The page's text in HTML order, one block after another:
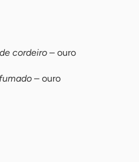
cordeiro – ouro
– ouro